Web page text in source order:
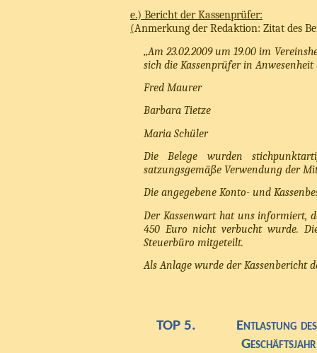
e.) Bericht der Kassenprüfer:
(Anmerkung der Redaktion: Zitat des
„Am 23.02.2009 um 19.00 im
sich die Kassenprüfer in Anwesenheit
Fred Maurer
Barbara Tietze
Maria Schüler
Die Belege wurden
satzungsgemäße Verwendung der
Die angegebene Konto- und
Der Kassenwart hat uns informiert,
450 Euro nicht verbucht wurde.
Steuerbüro mitgeteilt.
Als Anlage wurde der Kassenbericht
TOP 5.
Entlastung